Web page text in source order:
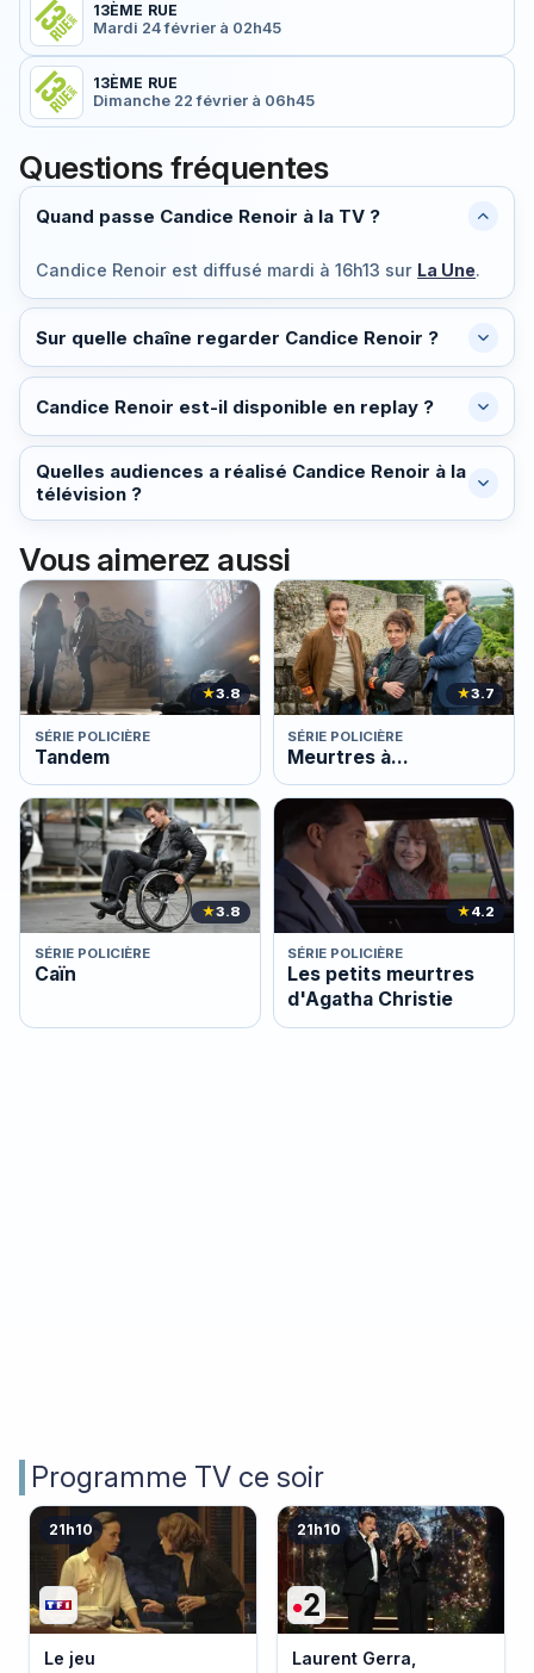
13ÈME RUE
Mardi 24 février à 02h45
13ÈME RUE
Dimanche 22 février à 06h45
Questions fréquentes
Quand passe Candice Renoir à la TV ?
Candice Renoir est diffusé mardi à 16h13 sur La Une.
Sur quelle chaîne regarder Candice Renoir ?
Candice Renoir est-il disponible en replay ?
Quelles audiences a réalisé Candice Renoir à la
télévision ?
Vous aimerez aussi
★3.8
SÉRIE POLICIÈRE
Tandem
★3.7
SÉRIE POLICIÈRE
Meurtres à...
★3.8
SÉRIE POLICIÈRE
Caïn
★4.2
SÉRIE POLICIÈRE
Les petits meurtres
d'Agatha Christie
Programme TV ce soir
21h10
Le jeu
21h10
Laurent Gerra,